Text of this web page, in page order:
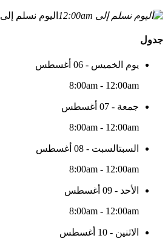
اليوم نسلم إلى 12:00am
جدول
يوم الخميس - 06 أغسطس
8:00am - 12:00am
جمعة - 07 أغسطس
8:00am - 12:00am
السبتالسبت - 08 أغسطس
8:00am - 12:00am
الأحد - 09 أغسطس
8:00am - 12:00am
الاثنين - 10 أغسطس